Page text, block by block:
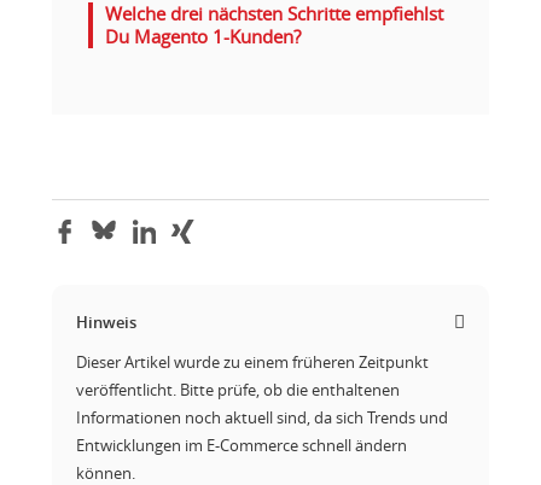
Welche drei nächsten Schritte empfiehlst
Du Magento 1-Kunden?
Hinweis
Dieser Artikel wurde zu einem früheren Zeitpunkt
veröffentlicht. Bitte prüfe, ob die enthaltenen
Informationen noch aktuell sind, da sich Trends und
Entwicklungen im E-Commerce schnell ändern
können.